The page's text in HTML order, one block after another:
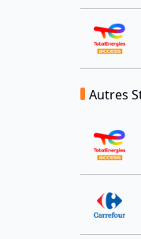
Autres